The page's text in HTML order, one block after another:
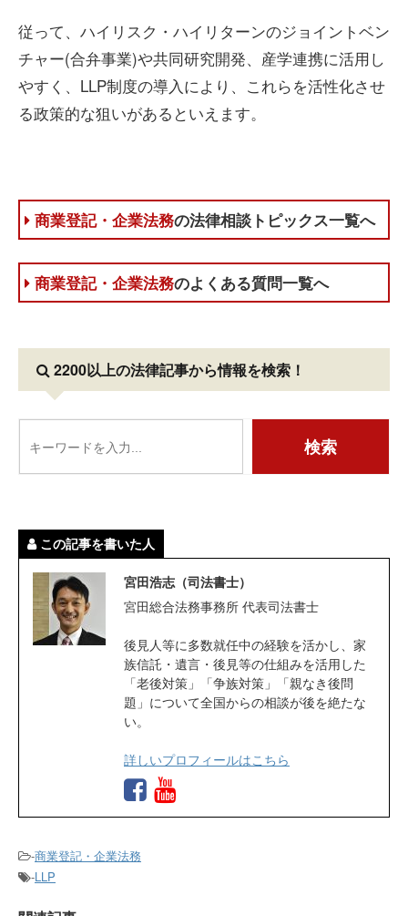
従って、ハイリスク・ハイリターンのジョイントベン
チャー(合弁事業)や共同研究開発、産学連携に活用し
やすく、LLP制度の導入により、これらを活性化させ
る政策的な狙いがあるといえます。
商業登記・企業法務の法律相談トピックス一覧へ
商業登記・企業法務のよくある質問一覧へ
2200以上の法律記事から情報を検索！
この記事を書いた人
宮田浩志（司法書士）
宮田総合法務事務所 代表司法書士
後見人等に多数就任中の経験を活かし、家
族信託・遺言・後見等の仕組みを活用した
「老後対策」「争族対策」「親なき後問
題」について全国からの相談が後を絶たな
い。
詳しいプロフィールはこちら
-商業登記・企業法務
-LLP